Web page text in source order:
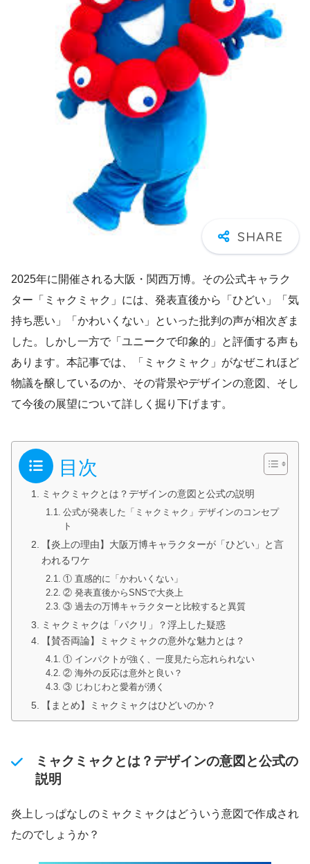
2025年に開催される大阪・関西万博。その公式キャラク
ター「ミャクミャク」には、発表直後から「ひどい」「気
持ち悪い」「かわいくない」といった批判の声が相次ぎま
した。しかし一方で「ユニークで印象的」と評価する声も
あります。本記事では、「ミャクミャク」がなぜこれほど
物議を醸しているのか、その背景やデザインの意図、そし
て今後の展望について詳しく掘り下げます。
目次
ミャクミャクとは？デザインの意図と公式の説明
公式が発表した「ミャクミャク」デザインのコンセプ
ト
【炎上の理由】大阪万博キャラクターが「ひどい」と言
われるワケ
① 直感的に「かわいくない」
② 発表直後からSNSで大炎上
③ 過去の万博キャラクターと比較すると異質
ミャクミャクは「パクリ」？浮上した疑惑
【賛否両論】ミャクミャクの意外な魅力とは？
① インパクトが強く、一度見たら忘れられない
② 海外の反応は意外と良い？
③ じわじわと愛着が湧く
【まとめ】ミャクミャクはひどいのか？
ミャクミャクとは？デザインの意図と公式の
説明
炎上しっぱなしのミャクミャクはどういう意図で作成され
たのでしょうか？